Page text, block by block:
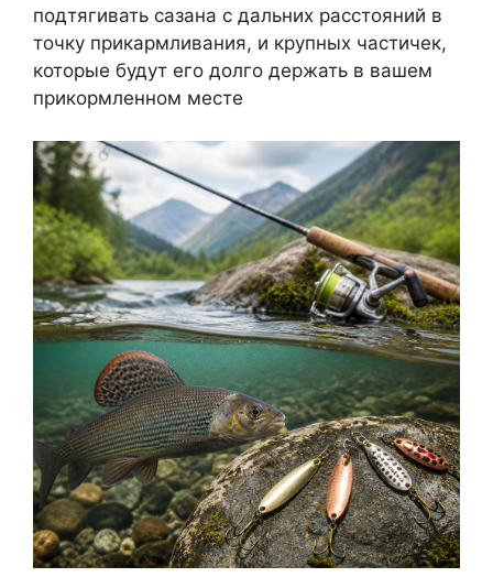
подтягивать сазана с дальних расстояний в
точку прикармливания, и крупных частичек,
которые будут его долго держать в вашем
прикормленном месте